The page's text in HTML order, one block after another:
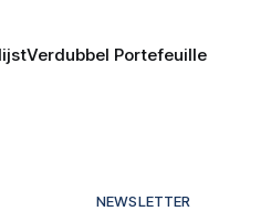
Verdubbel Portefeuille
NEWSLETTER